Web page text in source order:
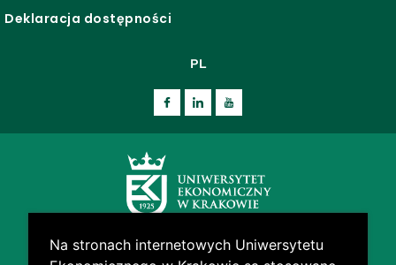
Deklaracja dostępności
PL
Na stronach internetowych Uniwersytetu